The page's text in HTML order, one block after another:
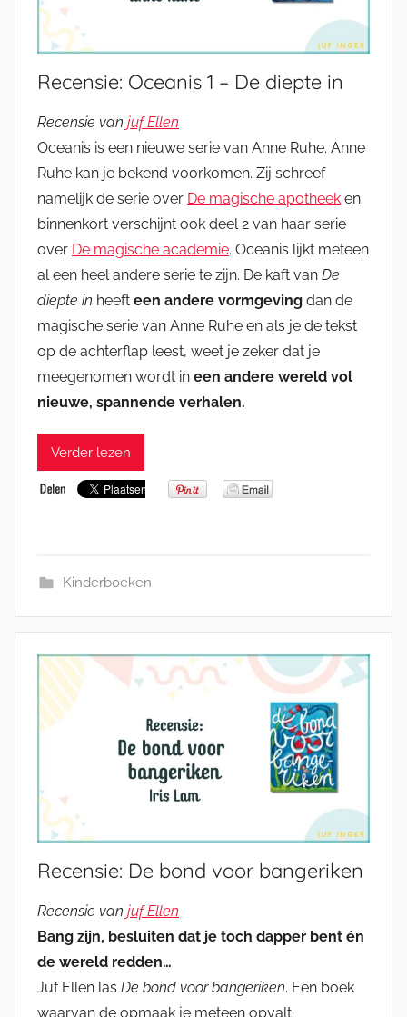
Recensie: Oceanis 1 – De diepte in
Recensie van juf Ellen
Oceanis is een nieuwe serie van Anne Ruhe. Anne
Ruhe kan je bekend voorkomen. Zij schreef
namelijk de serie over De magische apotheek en
binnenkort verschijnt ook deel 2 van haar serie
over De magische academie. Oceanis lijkt meteen
al een heel andere serie te zijn. De kaft van De
diepte in heeft een andere vormgeving dan de
magische serie van Anne Ruhe en als je de tekst
op de achterflap leest, weet je zeker dat je
meegenomen wordt in een andere wereld vol
nieuwe, spannende verhalen.
Verder lezen
Kinderboeken
Recensie: De bond voor bangeriken
Recensie van juf Ellen
Bang zijn, besluiten dat je toch dapper bent én
de wereld redden…
Juf Ellen las De bond voor bangeriken. Een boek
waarvan de opmaak je meteen opvalt.